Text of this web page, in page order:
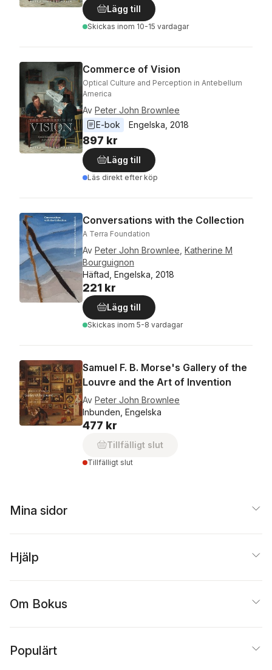
Lägg till
Skickas inom 10-15 vardagar
Commerce of Vision
Optical Culture and Perception in Antebellum
America
Av Peter John Brownlee
E-bok
Engelska 2018
897 kr
Lägg till
Läs direkt efter köp
Conversations with the Collection
A Terra Foundation
Av Peter John Brownlee Katherine M
Bourguignon
Häftad, Engelska, 2018
221 kr
Lägg till
Skickas inom 5-8 vardagar
Samuel F. B. Morse's Gallery of the
Louvre and the Art of Invention
Av Peter John Brownlee
Inbunden, Engelska
477 kr
Tillfälligt slut
Tillfälligt slut
Mina sidor
Hjälp
Om Bokus
Populärt